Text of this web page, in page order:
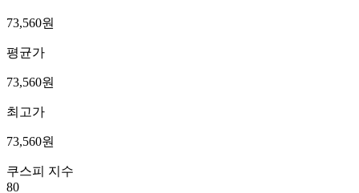
73,560원
평균가
73,560원
최고가
73,560원
쿠스피 지수
80